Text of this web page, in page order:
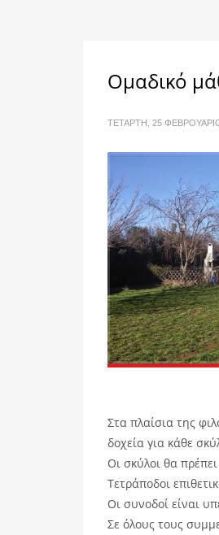
Ομαδικό
ΤΕΤΆΡΤΗ, 25
Στα πλαίσια της
δοχεία για κάθε
Οι σκύλοι θα
Τετράποδοι
Οι συνοδοί είναι
Σε όλους τους